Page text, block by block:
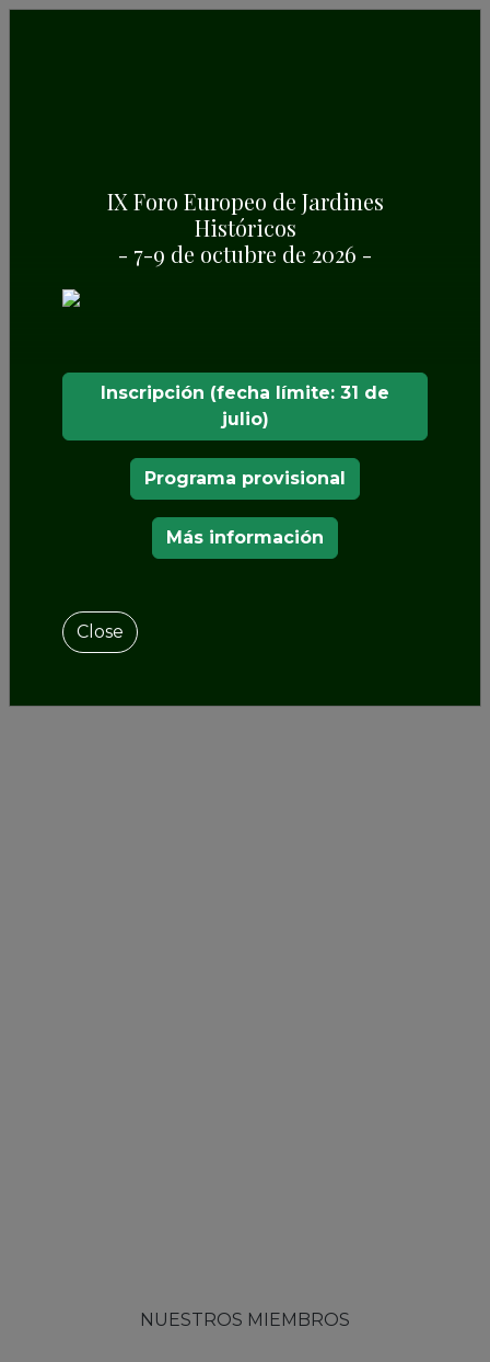
JARDÍN DEL PALACIO EN
NIEBORÓW
NUESTROS MIEMBROS
IX Foro Europeo de Jardines
Históricos
- 7-9 de octubre de 2026 -
Inscripción (fecha límite: 31 de
julio)
Programa provisional
Más información
Close